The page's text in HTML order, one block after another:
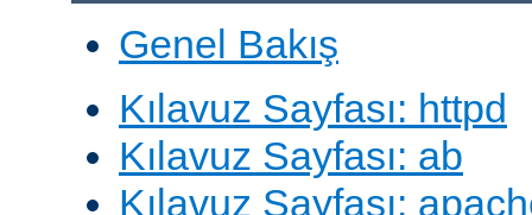
Genel Bakış
Kılavuz Sayfası: httpd
Kılavuz Sayfası: ab
Kılavuz Sayfası: